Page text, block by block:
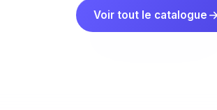
Voir tout le catalogue